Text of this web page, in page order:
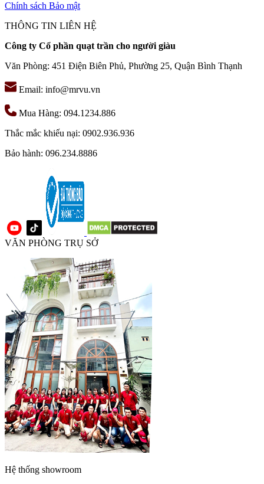
Chính sách Bảo mật
THÔNG TIN LIÊN HỆ
Công ty Cổ phần quạt trần cho người giàu
Văn Phòng: 451 Điện Biên Phủ, Phường 25, Quận Bình Thạnh
Email: info@mrvu.vn
Mua Hàng: 094.1234.886
Thắc mắc khiếu nại: 0902.936.936
Bảo hành: 096.234.8886
VĂN PHÒNG TRỤ SỞ
Hệ thống showroom